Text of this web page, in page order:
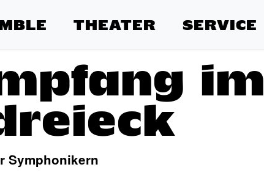
THEATER SERVICE
im
Symphonikern